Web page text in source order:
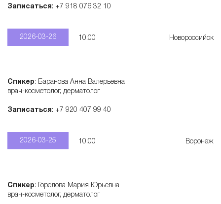
Записаться: +7 918 076 32 10
2026-03-26 10:00 Новороссийск
Спикер: Баранова Анна Валерьевна
врач-косметолог, дерматолог
Записаться: +7 920 407 99 40
2026-03-25 10:00 Воронеж
Спикер: Горелова Мария Юрьевна
врач-косметолог, дерматолог